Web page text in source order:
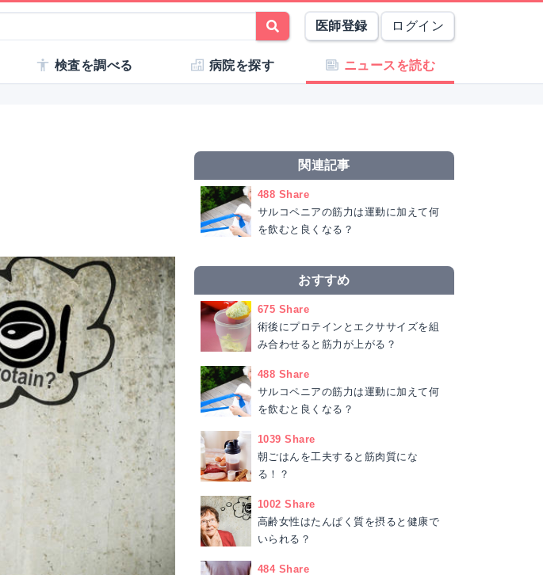
医師登録 ログイン
検査を調べる 病院を探す ニュースを読む
関連記事
488 Share
サルコペニアの筋力は運動に加えて何
を飲むと良くなる？
おすすめ
675 Share
術後にプロテインとエクササイズを組
み合わせると筋力が上がる？
488 Share
サルコペニアの筋力は運動に加えて何
を飲むと良くなる？
1039 Share
朝ごはんを工夫すると筋肉質にな
る！？
1002 Share
高齢女性はたんぱく質を摂ると健康で
いられる？
484 Share